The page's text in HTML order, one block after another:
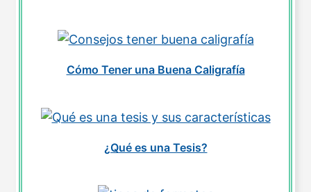
Cómo Tener una Buena Caligrafía
¿Qué es una Tesis?